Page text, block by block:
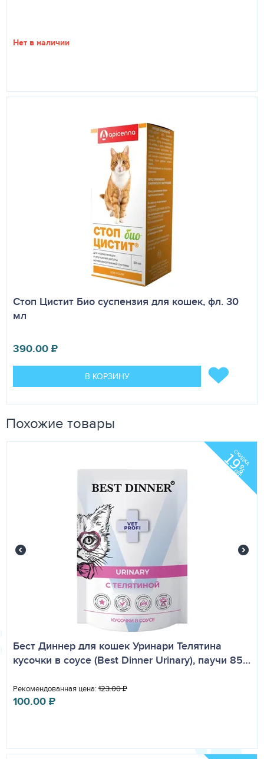
Нет в наличии
Стоп Цистит Био суспензия для кошек, фл. 30
мл
390.00₽
В КОРЗИНУ
Похожие товары
СКИДКА
19
%
OFF
Бест Диннер для кошек Уринари Телятина
кусочки в соусе (Best Dinner Urinary), паучи 85…
Рекомендованная цена: 123.00₽
100.00₽